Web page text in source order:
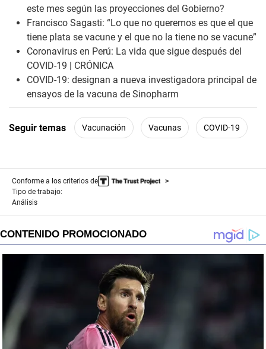
s
c
o
este mes según las proyecciones del Gobierno?
Francisco Sagasti: “Lo que no queremos es que el que
tiene plata se vacune y el que no la tiene no se vacune”
Coronavirus en Perú: La vida que sigue después del
COVID-19 | CRÓNICA
COVID-19: designan a nueva investigadora principal de
ensayos de la vacuna de Sinopharm
Seguir temas Vacunación Vacunas COVID-19
Conforme a los criterios de
Tipo de trabajo:
Análisis